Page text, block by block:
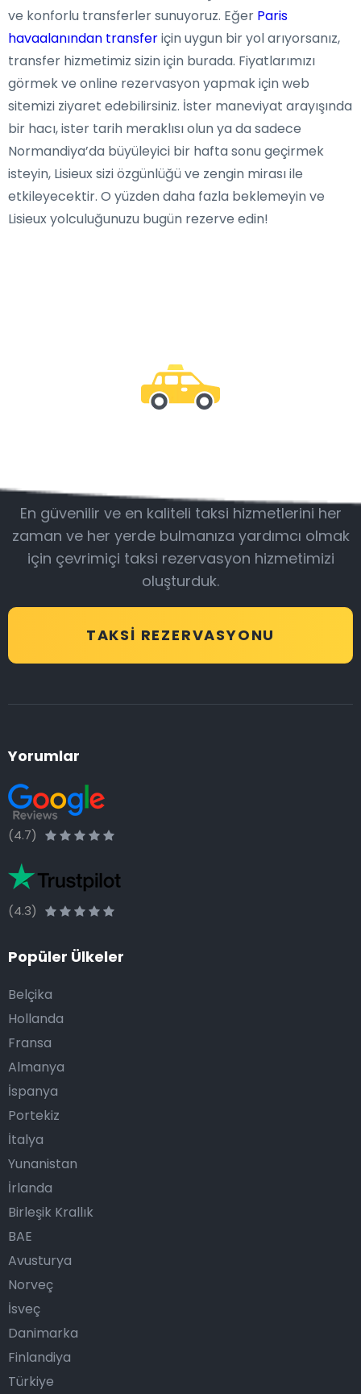
ve konforlu transferler sunuyoruz. Eğer Paris
havaalanından transferiçin uygun bir yol arıyorsanız,
transfer hizmetimiz sizin için burada. Fiyatlarımızı
görmek ve online rezervasyon yapmak için web
sitemizi ziyaret edebilirsiniz. İster maneviyat arayışında
bir hacı, ister tarih meraklısı olun ya da sadece
Normandiya’da büyüleyici bir hafta sonu geçirmek
isteyin, Lisieux sizi özgünlüğü ve zengin mirası ile
etkileyecektir. O yüzden daha fazla beklemeyin ve
Lisieux yolculuğunuzu bugün rezerve edin!
En güvenilir ve en kaliteli taksi hizmetlerini her
zaman ve her yerde bulmanıza yardımcı olmak
için çevrimiçi taksi rezervasyon hizmetimizi
oluşturduk.
TAKSI REZERVASYONU
Yorumlar
(4.7)
(4.3)
Popüler Ülkeler
Belçika
Hollanda
Fransa
Almanya
İspanya
Portekiz
İtalya
Yunanistan
İrlanda
Birleşik Krallık
BAE
Avusturya
Norveç
İsveç
Danimarka
Finlandiya
Türkiye